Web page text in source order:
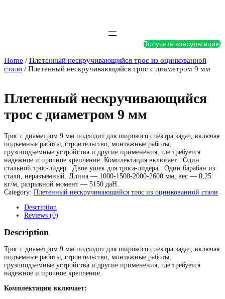
Получить консультацию
Home / Плетенный нескручивающийся трос из оцинкованной
стали / Плетенный нескручивающийся трос с диаметром 9 мм
Плетенный нескручивающийся
трос с диаметром 9 мм
Трос с диаметром 9 мм подходит для широкого спектра задач, включая
подъемные работы, строительство, монтажные работы,
грузоподъемные устройства и другие применения, где требуется
надежное и прочное крепление. Комплектация включает: Один
стальной трос-лидер. Двое ушек для троса-лидера. Один барабан из
стали, неразъемный. Длина — 1000-1500-2000-2600 мм, вес — 0,25
кг/м, разрывной момент — 5150 даН.
Category: Плетенный нескручивающийся трос из оцинкованной стали
Description
Reviews (0)
Description
Трос с диаметром 9 мм подходит для широкого спектра задач, включая
подъемные работы, строительство, монтажные работы,
грузоподъемные устройства и другие применения, где требуется
надежное и прочное крепление.
Комплектация включает: